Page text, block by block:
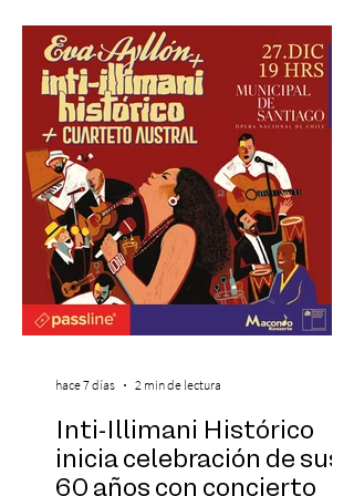
una nueva atracción a su oferta
gastronómica y turística con la apertura de
Cinema, un restaurante temático
inspirado en el concepto de un museo de
Hollywood, que promete transportar a sus
visitantes a distintos
Inti-Illimani Histórico
inicia celebración de sus
60 años con concierto
hace 7 días 2 min de lectura